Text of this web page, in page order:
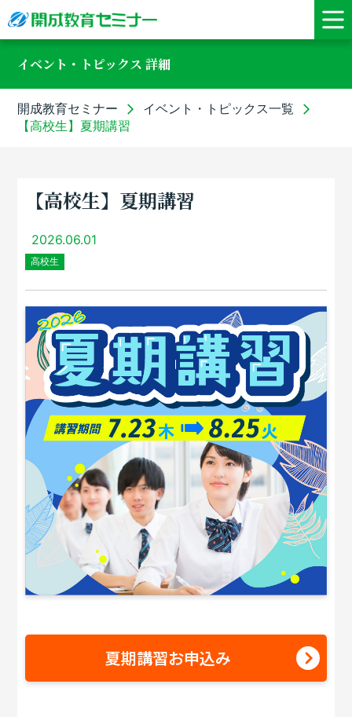
イベント・トピックス 詳細
開成教育セミナー
イベント・トピックス一覧
【高校生】夏期講習
【高校生】夏期講習
2026.06.01
高校生
夏期講習お申込み